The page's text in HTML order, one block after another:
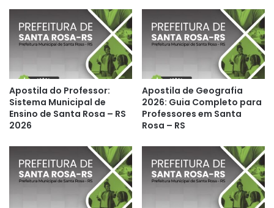
Apostila do Professor:
Sistema Municipal de
Ensino de Santa Rosa – RS
2026
Apostila de Geografia
2026: Guia Completo para
Professores em Santa
Rosa – RS